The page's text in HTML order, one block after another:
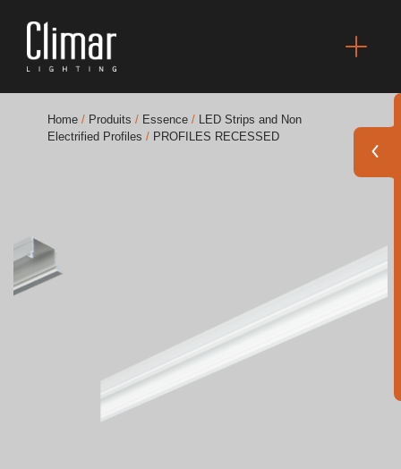
Meilleurs Projets
Home / Produits / Essence / LED Strips and Non
Electrified Profiles / PROFILES RECESSED